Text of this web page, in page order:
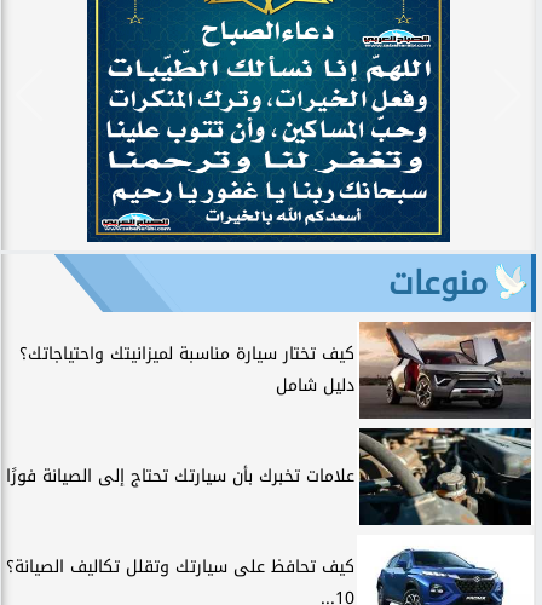
منوعات
كيف تختار سيارة مناسبة لميزانيتك واحتياجاتك؟
دليل شامل
علامات تخبرك بأن سيارتك تحتاج إلى الصيانة فورًا
كيف تحافظ على سيارتك وتقلل تكاليف الصيانة؟
10...